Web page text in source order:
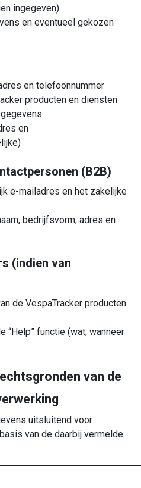
ingegeven)
en eventueel gekozen
en telefoonnummer
producten en diensten
en
(B2B)
e-mailadres en het zakelijke
bedrijfsvorm, adres en
(indien van
de VespaTracker producten
“Help” functie (wat, wanneer
van de
uitsluitend voor
van de daarbij vermelde